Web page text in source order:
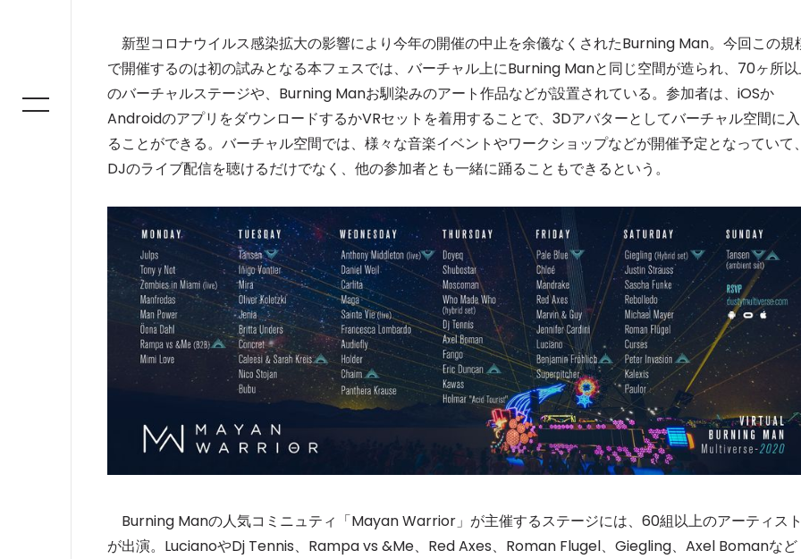
新型コロナウイルス感染拡大の影響により今年の開催の中止を余儀なくされたBurning Man。今回この規
で開催するのは初の試みとなる本フェスでは、バーチャル上にBurning Manと同じ空間が造られ、70ヶ所
のバーチャルステージや、Burning Manお馴染みのアート作品などが設置されている。参加者は、iOSか
AndroidのアプリをダウンロードするかVRセットを着用することで、3Dアバターとしてバーチャル空間に入
ることができる。バーチャル空間では、様々な音楽イベントやワークショップなどが開催予定となっていて
DJのライブ配信を聴けるだけでなく、他の参加者とも一緒に踊ることもできるという。
Burning Manの人気コミニュティ「Mayan Warrior」が主催するステージには、60組以上のアーティス
が出演。LucianoやDj Tennis、Rampa vs &Me、Red Axes、Roman Flugel、Giegling、Axel Bomanなど